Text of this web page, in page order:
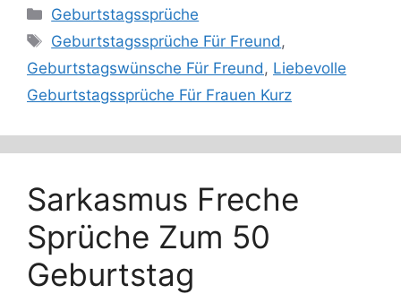
Categories
Geburtstagssprüche
Tags
Geburtstagssprüche Für Freund ,
Geburtstagswünsche Für Freund , Liebevolle
Geburtstagssprüche Für Frauen Kurz
Sarkasmus Freche
Sprüche Zum 50
Geburtstag